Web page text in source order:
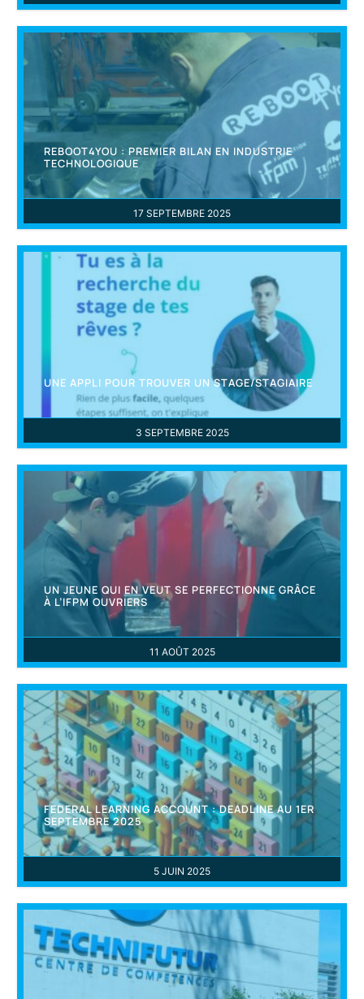
17 SEPTEMBRE 2025
REBOOT4YOU : PREMIER BILAN EN INDUSTRIE
TECHNOLOGIQUE
3 SEPTEMBRE 2025
UNE APPLI POUR TROUVER UN STAGE/STAGIAIRE
11 AOÛT 2025
UN JEUNE QUI EN VEUT SE PERFECTIONNE GRÂCE
À L’IFPM OUVRIERS
5 JUIN 2025
FEDERAL LEARNING ACCOUNT : DEADLINE AU 1ER
SEPTEMBRE 2025